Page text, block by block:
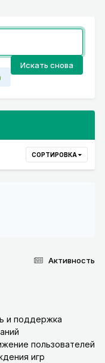
Искать снова
СОРТИРОВКА
Активность
и поддержка
пользователей
игр